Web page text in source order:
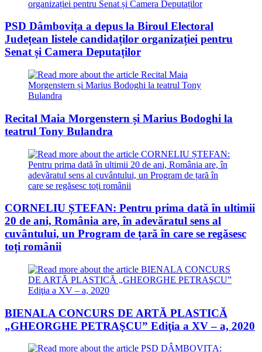
PSD Dâmbovița a depus la Biroul Electoral
Județean listele candidaților organizației pentru
Senat și Camera Deputaților
Recital Maia Morgenstern și Marius Bodoghi la
teatrul Tony Bulandra
CORNELIU ȘTEFAN: Pentru prima dată în ultimii
20 de ani, România are, în adevăratul sens al
cuvântului, un Program de țară în care se regăsesc
toți românii
BIENALA CONCURS DE ARTĂ PLASTICĂ
„GHEORGHE PETRAŞCU” Ediţia a XV – a, 2020